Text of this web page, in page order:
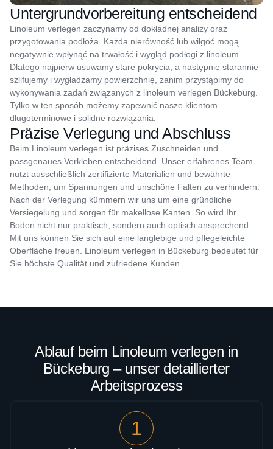
Untergrundvorbereitung entscheidend
Linoleum verlegen zaczynamy od dokładnej analizy oraz
przygotowania podłoża. Każda nierówność lub wilgoć mogą
negatywnie wpłynąć na trwałość i wygląd podłogi z linoleum.
Dlatego najpierw usuwamy stare pokrycia, a następnie starannie
szlifujemy i wygładzamy powierzchnię, zanim przystąpimy do
wykonywania zadań związanych z linoleum verlegen Bückeburg.
Tylko w ten sposób możemy zapewnić nasze klientom
długoterminowe i solidne rozwiązania.
Präzise Verlegung und Abschluss
Beim Linoleum verlegen ist präzises Zuschneiden und
passgenaues Verkleben entscheidend. Unser erfahrenes Team
nutzt ausschließlich zertifizierte Materialien und bewährte
Methoden, um Spannungen und unschöne Falten zu verhindern.
Nach der Verlegung kümmern wir uns um eine gründliche
Versiegelung und sorgen für makellose Kanten. So wird Ihr
Boden nicht nur praktisch, sondern auch optisch ansprechend.
Mit uns können Sie sich auf eine langlebige und pflegeleichte
Oberfläche freuen. Linoleum verlegen in Bückeburg bedeutet für
Sie höchste Qualität und zufriedene Kunden.
Ablauf beim Linoleum verlegen in
Bückeburg – unser detaillierter
Arbeitsprozess
1